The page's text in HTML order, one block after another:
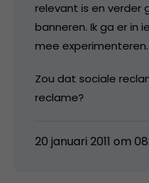
relevant is en verder
banneren. Ik ga er in
mee experimenteren.
Zou dat sociale
reclame?
20 januari 2011 om